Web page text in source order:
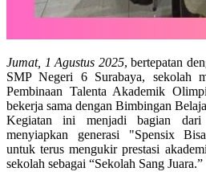
Jumat, 1 Agustus 2025, bertepatan
SMP Negeri 6 Surabaya, sekolah
Pembinaan Talenta Akademik
bekerja sama dengan Bimbingan
Kegiatan ini menjadi bagian dari
menyiapkan generasi "Spensix
untuk terus mengukir prestasi
sekolah sebagai “Sekolah Sang Juara.”